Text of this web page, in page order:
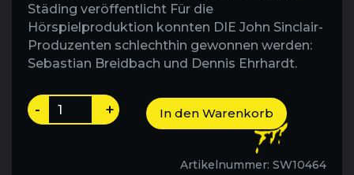
Städing veröffentlicht Für die
Hörspielproduktion konnten DIE John Sinclair-
Produzenten schlechthin gewonnen werden:
Sebastian Breidbach und Dennis Ehrhardt.
Johnny
Sinclair-
- + In den Warenkorb
Artikelnummer: SW10464